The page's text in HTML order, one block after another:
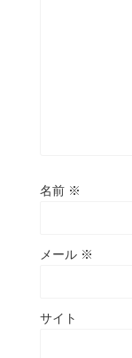
名前 ※
メール ※
サイト